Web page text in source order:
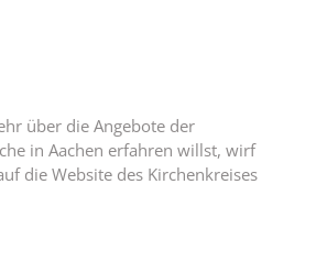
über die Angebote der
in Aachen erfahren willst, wirf
die Website des Kirchenkreises